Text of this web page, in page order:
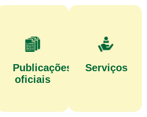
Publicações
oficiais
Serviços